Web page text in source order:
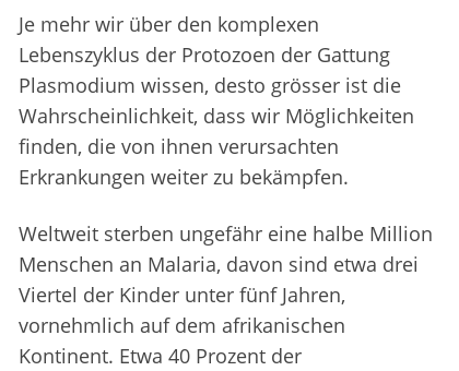
Je mehr wir über den komplexen
Lebenszyklus der Protozoen der Gattung
Plasmodium wissen, desto grösser ist die
Wahrscheinlichkeit, dass wir Möglichkeiten
finden, die von ihnen verursachten
Erkrankungen weiter zu bekämpfen.
Weltweit sterben ungefähr eine halbe Million
Menschen an Malaria, davon sind etwa drei
Viertel der Kinder unter fünf Jahren,
vornehmlich auf dem afrikanischen
Kontinent. Etwa 40 Prozent der